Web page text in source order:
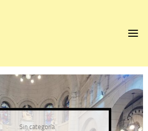
Sin categoría